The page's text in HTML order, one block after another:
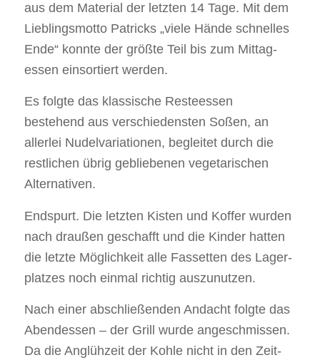
aus dem Mate­ri­al der letz­ten 14 Tage. Mit dem
Lieb­lings­mot­to Patricks „vie­le Hän­de schnel­les
Ende“ konn­te der größ­te Teil bis zum Mit­tag­
essen ein­sor­tiert wer­den.
Es folg­te das klas­si­sche Res­tees­sen
bestehend aus ver­schie­dens­ten Soßen, an
aller­lei Nudel­va­ria­tio­nen, beglei­tet durch die
rest­li­chen übrig geblie­be­nen vege­ta­ri­schen
Alter­na­ti­ven.
End­spurt. Die letz­ten Kis­ten und Kof­fer wur­den
nach drau­ßen geschafft und die Kin­der hat­ten
die letz­te Mög­lich­keit alle Fas­set­ten des Lager­
plat­zes noch ein­mal rich­tig aus­zu­nut­zen.
Nach einer abschlie­ßen­den Andacht folg­te das
Abend­essen – der Grill wur­de ange­schmis­sen.
Da die Anglüh­zeit der Koh­le nicht in den Zeit­